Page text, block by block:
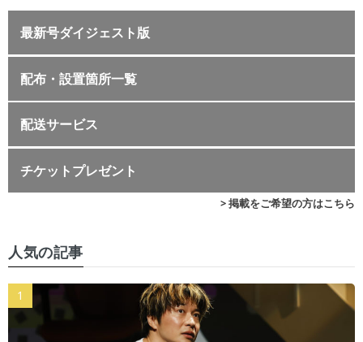
最新号ダイジェスト版
配布・設置箇所一覧
配送サービス
チケットプレゼント
> 掲載をご希望の方はこちら
人気の記事